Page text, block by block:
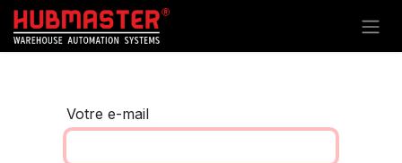
Se rendre au contenu
Votre e-mail